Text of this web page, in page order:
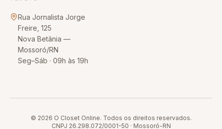
Rua Jornalista Jorge
Freire, 125
Nova Betânia —
Mossoró/RN
Seg–Sáb · 09h às 19h
© 2026 O Closet Online. Todos os direitos reservados.
CNPJ 26.298.072/0001-50 · Mossoró-RN